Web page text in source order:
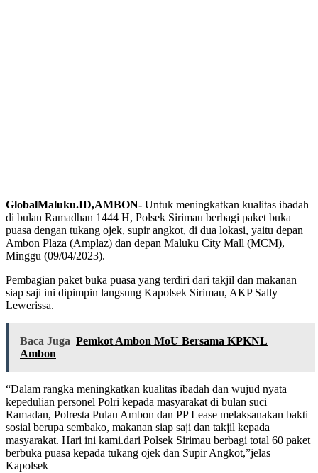
GlobalMaluku.ID,AMBON- Untuk meningkatkan kualitas ibadah
di bulan Ramadhan 1444 H, Polsek Sirimau berbagi paket buka
puasa dengan tukang ojek, supir angkot, di dua lokasi, yaitu depan
Ambon Plaza (Amplaz) dan depan Maluku City Mall (MCM),
Minggu (09/04/2023).
Pembagian paket buka puasa yang terdiri dari takjil dan makanan
siap saji ini dipimpin langsung Kapolsek Sirimau, AKP Sally
Lewerissa.
Baca Juga Pemkot Ambon MoU Bersama KPKNL
Ambon
“Dalam rangka meningkatkan kualitas ibadah dan wujud nyata
kepedulian personel Polri kepada masyarakat di bulan suci
Ramadan, Polresta Pulau Ambon dan PP Lease melaksanakan bakti
sosial berupa sembako, makanan siap saji dan takjil kepada
masyarakat. Hari ini kami.dari Polsek Sirimau berbagi total 60 paket
berbuka puasa kepada tukang ojek dan Supir Angkot,”jelas
Kapolsek